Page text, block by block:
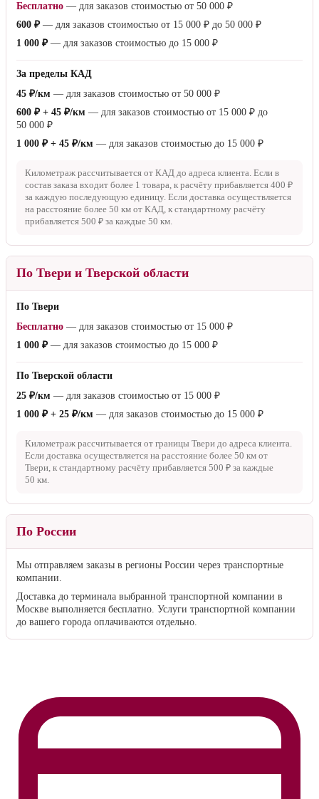
Бесплатно — для заказов стоимостью от 50 000 ₽
600 ₽— для заказов стоимостью от 15 000 ₽ до 50 000 ₽
1 000 ₽— для заказов стоимостью до 15 000 ₽
За пределы КАД
45 ₽/км — для заказов стоимостью от 50 000 ₽
600 ₽ + 45 ₽/км — для заказов стоимостью от 15 000 ₽ до
50 000 ₽
1 000 ₽ + 45 ₽/км — для заказов стоимостью до 15 000 ₽
Километраж рассчитывается от КАД до адреса клиента. Если в
состав заказа входит более 1 товара, к расчёту прибавляется 400 ₽
за каждую последующую единицу. Если доставка осуществляется
на расстояние более 50 км от КАД, к стандартному расчёту
прибавляется 500 ₽ за каждые 50 км.
По Твери и Тверской области
По Твери
Бесплатно — для заказов стоимостью от 15 000 ₽
1 000 ₽— для заказов стоимостью до 15 000 ₽
По Тверской области
25 ₽/км — для заказов стоимостью от 15 000 ₽
1 000 ₽ + 25 ₽/км — для заказов стоимостью до 15 000 ₽
Километраж рассчитывается от границы Твери до адреса клиента.
Если доставка осуществляется на расстояние более 50 км от
Твери, к стандартному расчёту прибавляется 500 ₽ за каждые
50 км.
По России
Мы отправляем заказы в регионы России через транспортные
компании.
Доставка до терминала выбранной транспортной компании в
Москве выполняется бесплатно. Услуги транспортной компании
до вашего города оплачиваются отдельно.